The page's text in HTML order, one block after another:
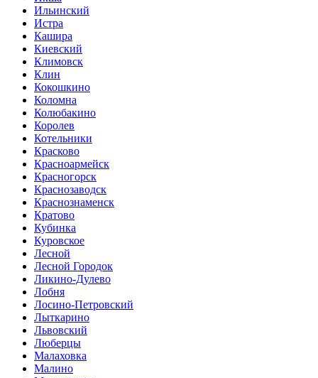
Ильинский
Истра
Кашира
Киевский
Климовск
Клин
Кокошкино
Коломна
Колюбакино
Королев
Котельники
Красково
Красноармейск
Красногорск
Краснозаводск
Краснознаменск
Кратово
Кубинка
Куровское
Лесной
Лесной Городок
Ликино-Дулево
Лобня
Лосино-Петровский
Лыткарино
Львовский
Люберцы
Малаховка
Малино